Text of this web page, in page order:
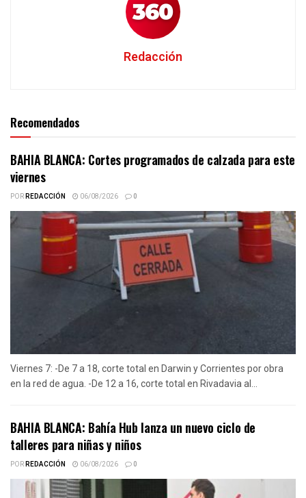
Redacción
Recomendados
BAHIA BLANCA: Cortes programados de calzada para este
viernes
PORREDACCIÓN 06/08/2026 0
Viernes 7: -De 7 a 18, corte total en Darwin y Corrientes por obra
en la red de agua. -De 12 a 16, corte total en Rivadavia al...
BAHIA BLANCA: Bahía Hub lanza un nuevo ciclo de
talleres para niñas y niños
PORREDACCIÓN 06/08/2026 0